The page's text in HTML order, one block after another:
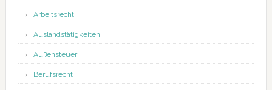
Arbeitsrecht
Auslandstätigkeiten
Außensteuer
Berufsrecht